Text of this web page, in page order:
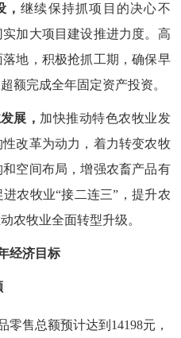
，继续保持抓项目的决心不
加大项目建设推进力度。高
地，积极抢抓工期，确保早
额完成全年固定资产投资。
展， 加快推动特色农牧业发
改革为动力，着力转变农牧
空间布局，增强农畜产品有
进农牧业“接二连三”，提升农
农牧业全面转型升级。
经济目标
零售总额预计达到 14198元，